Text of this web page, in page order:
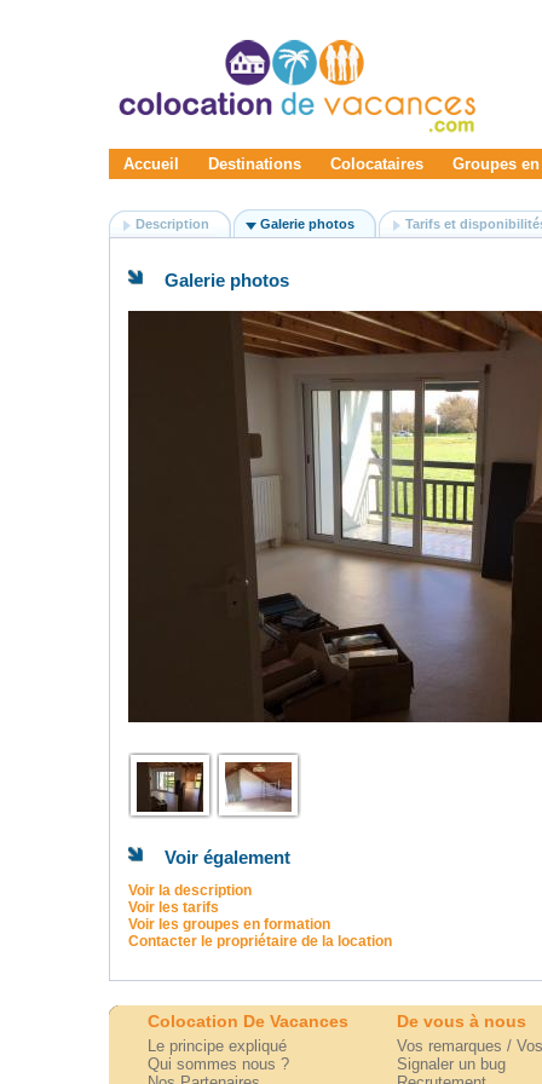
Accueil Destinations Colocataires Groupes
Description Galerie photos Tarifs et
Galerie photos
Voir également
Voir la description
Voir les tarifs
Voir les groupes en formation
Contacter le propriétaire de la location
Colocation De Vacances De vous à nous
Le principe expliqué
Vos remarques /
Qui sommes nous ?
Signaler un bug